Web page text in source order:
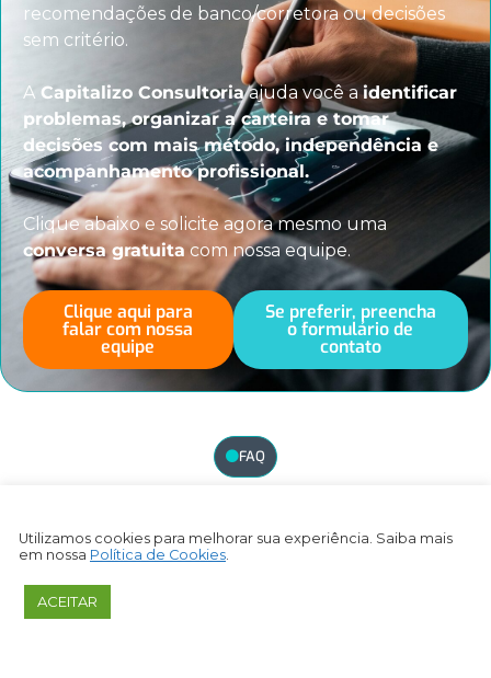
recomendações de banco/corretora ou decisões
sem critério.
A Capitalizo Consultoriaajuda você aidentificar
problemas, organizar a carteira e tomar
decisões com mais método, independência e
acompanhamento profissional.
Clique abaixo e solicite agora mesmo uma
conversa gratuitacom nossa equipe.
Clique aqui para
falar com nossa
equipe
Se preferir, preencha
o formulário de
contato
FAQ
Como contrato a Capitalizo Consultoria?
Utilizamos cookies para melhorar sua experiência. Saiba mais
em nossa Política de Cookies
ACEITAR